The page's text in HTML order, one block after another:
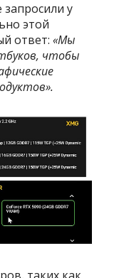
у
этой
ответ:«Мы
чтобы